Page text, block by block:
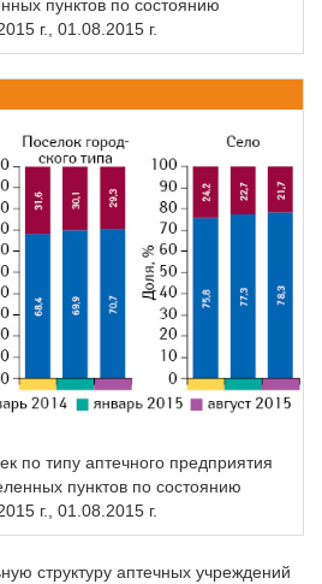
пунктов по состоянию
г., 01.08.2015 г.
по типу аптечного предприятия
пунктов по состоянию
г., 01.08.2015 г.
структуру аптечных учреждений